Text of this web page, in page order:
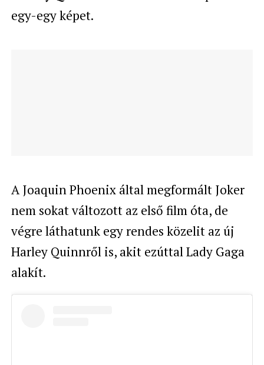
egy-egy képet.
A Joaquin Phoenix által megformált Joker
nem sokat változott az első film óta, de
végre láthatunk egy rendes közelit az új
Harley Quinnről is, akit ezúttal Lady Gaga
alakít.